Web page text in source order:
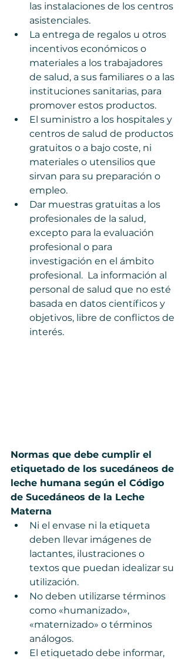
las instalaciones de los centros
asistenciales.
La entrega de regalos u otros
incentivos económicos o
materiales a los trabajadores
de salud, a sus familiares o a las
instituciones sanitarias, para
promover estos productos.
El suministro a los hospitales y
centros de salud de productos
gratuitos o a bajo coste, ni
materiales o utensilios que
sirvan para su preparación o
empleo.
Dar muestras gratuitas a los
profesionales de la salud,
excepto para la evaluación
profesional o para
investigación en el ámbito
profesional.  La información al
personal de salud que no esté
basada en datos científicos y
objetivos, libre de conflictos de
interés.
Normas que debe cumplir el
etiquetado de los sucedáneos de
leche humana según el Código
de Sucedáneos de la Leche
Materna
Ni el envase ni la etiqueta
deben llevar imágenes de
lactantes, ilustraciones o
textos que puedan idealizar su
utilización.
No deben utilizarse términos
como «humanizado»,
«maternizado» o términos
análogos.
El etiquetado debe informar,